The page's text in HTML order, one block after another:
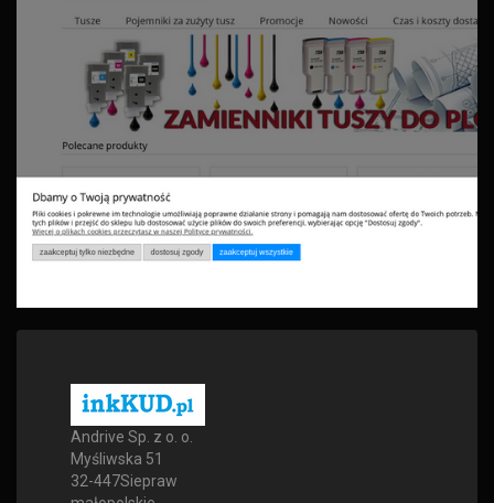
Andrive Sp. z o. o.
Myśliwska 51
32-447Siepraw